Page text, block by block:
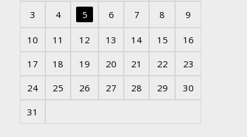
3 4 5 6 7 8 9
10 11 12 13 14 15
16
17
18 19 20 21 22
23
24
25 26 27 28 29
30
31